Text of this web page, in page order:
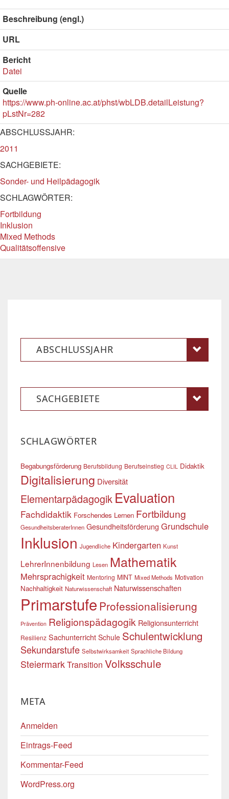
Beschreibung (engl.)
URL
Bericht
Datei
Quelle
https://www.ph-online.ac.at/phst/wbLDB.detailLeistung?
pLstNr=282
ABSCHLUSSJAHR:
2011
SACHGEBIETE:
Sonder- und Heilpädagogik
SCHLAGWÖRTER:
Fortbildung
Inklusion
Mixed Methods
Qualitätsoffensive
ABSCHLUSSJAHR
SACHGEBIETE
SCHLAGWÖRTER
Begabungsförderung Berufsbildung Berufseinstieg CLIL Didaktik
Digitalisierung Diversität
Elementarpädagogik Evaluation
Fachdidaktik Forschendes Lernen Fortbildung
GesundheitsberaterInnen Gesundheitsförderung Grundschule
Inklusion Jugendliche Kindergarten Kunst
LehrerInnenbildung Lesen Mathematik
Mehrsprachigkeit Mentoring MINT Mixed Methods Motivation
Nachhaltigkeit Naturwissenschaft Naturwissenschaften
Primarstufe Professionalisierung
Prävention Religionspädagogik Religionsunterricht
Resilienz Sachunterricht Schule Schulentwicklung
Sekundarstufe Selbstwirksamkeit Sprachliche Bildung
SteiermarkTransition Volksschule
META
Anmelden
Eintrags-Feed
Kommentar-Feed
WordPress.org